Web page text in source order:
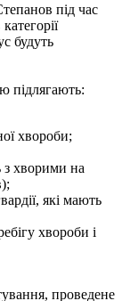
під час
будуть
підлягають:
хвороби;
з хворими на
які мають
хвороби і
проведене